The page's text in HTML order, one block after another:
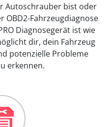
Autoschrauber bist oder
OBD2-Fahrzeugdiagnose
Diagnosegerät ist wie
dir, dein Fahrzeug
potenzielle Probleme
erkennen.